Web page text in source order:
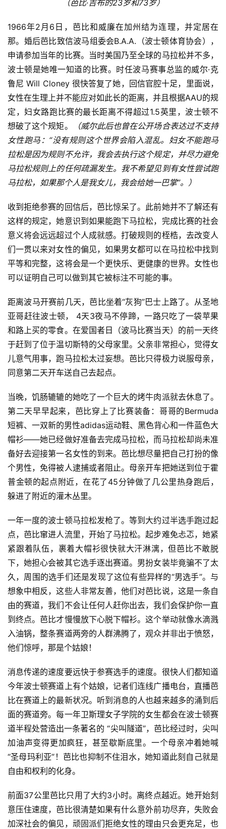
（芭比·吉布的23岁和73岁）
1966年2月6日，芭比和威廉在加州结为连理，并定居在
那。婚后芭比致信波马组委会B.A.A.（波士顿体育协会），
申请参加当年的比赛。当时美国乃至全球的马拉松并不多，
波士顿是她唯一知道的比赛。时任波马赛事总监的威尔·克
鲁尼 Will Cloney 很快答复了她，回信官腔十足，里面说，
女性在生理上并不能应对如此长的距离，并且根据AAU的规
定，妇女路跑比赛的最长距离不得超过1.5英里，波士顿不
想破了这个规矩。
（威尔此后也曾在公开场合表达过不支持
女性跑马：“没有规则这个世界会陷入混乱。妇女不能跑马
拉松是因为规则不允许，我会去执行这个规定，并尽力避免
马拉松规则上的任何疏漏发生。我不希望见到有女性尝试跑
马拉松，如果那个人是我女儿，我会给她一巴掌”。）
收到拒绝参赛的回信后，芭比惊呆了。 此前她并不了解还有
这样的规定，她意识到如果能跑下马拉松，完成比赛的社会
意义将会远远超过个人成就感。打破规则的桎梏，去改变人
们一贯以来对女性的偏见，如果男女都可以在马拉松中找到
平等和完整，这将会是一个更快乐、更健康的世界。女性也
可以证明自己可以做到其它被标注不可能的事。
距离波马开赛前几天，芭比坐着“灰狗”巴士上路了。从圣地
亚哥赶往波士顿， 4天3夜马不停蹄，一路只吃了一袋苹果
和路上买的零食。在爱国者日（波马比赛当天）的前一天终
于赶到了位于温切斯特的父母家里。父亲非常担心，觉得女
儿意气用事，跑马拉松太过妄想。芭比只得极力说服母亲，
同意第二天开车送自己去起点。
当晚，饥肠辘辘的她吃了一个巨大的烤牛肉派就去休息了。
第二天早早起来，芭比穿上了比赛装备：哥哥的Bermuda
短裤、一双新的男性adidas运动鞋、黑色背心和一件蓝色大
帽衫——她已经做好准备去完成马拉松，而马拉松却尚未准
备好去迎接第一名女性的到来。芭比想尽量把自己打扮的像
个男性，免得被人逮捕或者阻止。母亲开车把她送到位于霍
普金顿的起点附近，在花了45分钟做了几公里热身跑后，
躲进了附近的灌木丛里。
一年一度的波士顿马拉松发枪了。等到大约过半选手跑过起
点，芭比窜进人流里，开始了马拉松。起步难免忐忑，她紧
紧跟着队伍，裹着大帽衫很快就大汗淋漓，但芭比不敢脱
下，她担心会被其它选手逐出赛道。男扮女装毕竟骗不了太
久，周围的选手们还是发现了这位有些异样的“男选手”。与
想象中相反，这些人非常友善，他们对芭比说，这是一条自
由的赛道，我们不会让任何人赶你出去，我们会保护你一直
到终点。芭比才慢慢放下心脱下帽衫。这个举动就像水滴溅
入油锅，整条赛道两旁的人群沸腾了，观众并非出于愤怒，
他们惊呼，那是个姑娘！
消息传递的速度要远快于参赛选手的速度。很快人们都知道
今年波士顿赛道上有个姑娘，记者们连线广播电台，直播芭
比在赛道上的最新状况。听到消息的人也越来越多的涌到后
面的赛道旁。每一年卫斯理女子学院的女生都会在波士顿赛
道半程处营造出一条著名的 “尖叫隧道”，芭比经过时，尖叫
加油声变得更加疯狂，甚至歇斯底里。一个母亲冲着她喊
“圣母玛利亚”！芭比也抑制不住泪水，她知道此刻自己就是
自由和权利的化身。
前面37公里芭比只用了大约3小时。离终点越近。她开始刻
意压住速度，芭比很清楚如果有什么意外前功尽弃，失败会
加深社会的偏见，顽固派们拒绝女性的理由只会更充足，也